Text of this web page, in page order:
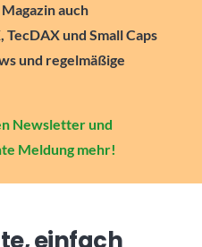
auch
und Small Caps
und regelmäßige
Newsletter und
Meldung mehr!